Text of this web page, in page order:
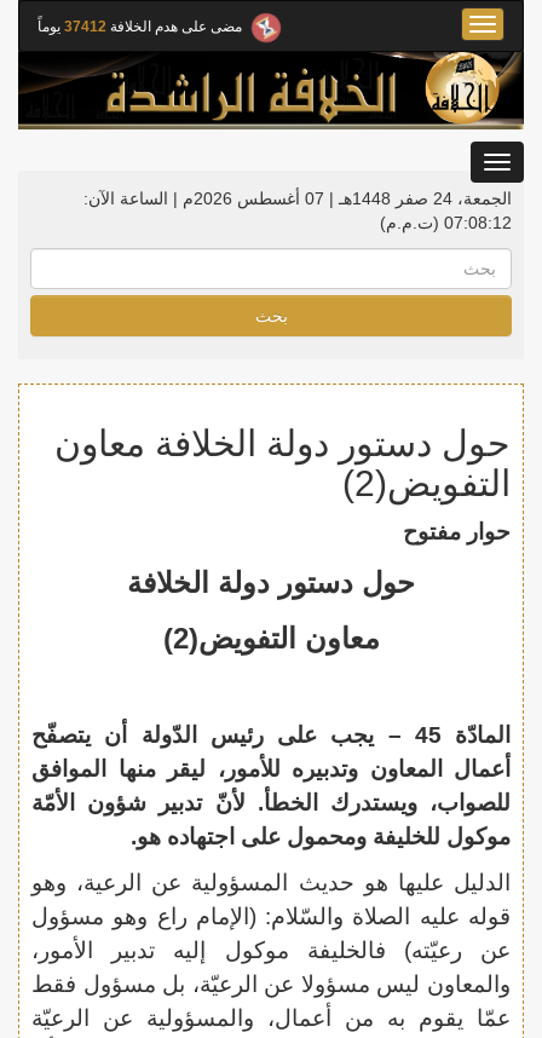
مضى على هدم الخلافة 37412 يوماً
Toggle
navigation
الجمعة، 24 صفر 1448هـ | 07 أغسطس 2026م |
الساعة الآن:
07:08:13 (ت.م.م)
بحث
حول دستور دولة الخلافة معاون
التفويض(2)
حوار مفتوح
حول دستور دولة الخلافة
معاون التفويض(2)
المادّة 45 – يجب على رئيس الدّولة أن يتصفّح
أعمال المعاون وتدبيره للأمور، ليقر منها الموافق
للصواب، ويستدرك الخطأ. لأنّ تدبير شؤون الأمّة
موكول للخليفة ومحمول على اجتهاده هو.
الدليل عليها هو حديث المسؤولية عن الرعية، وهو
قوله عليه الصلاة والسّلام: (الإمام راع وهو مسؤول
عن رعيّته) فالخليفة موكول إليه تدبير الأمور،
والمعاون ليس مسؤولا عن الرعيّة، بل مسؤول فقط
عمّا يقوم به من أعمال، والمسؤولية عن الرعيّة